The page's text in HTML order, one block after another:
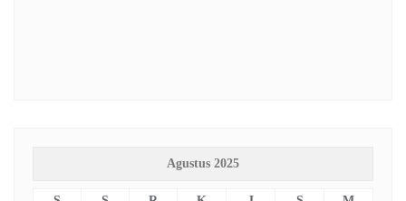
Agustus 2025